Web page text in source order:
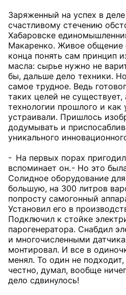
Заряженный на успех в
счастливому стечению
Хабаровске
Макаренко. Живое общение
конца понять сам принцип
масла: сырье нужно не
бы, дальше дело техники.
самое трудное. Ведь
таких целей не
технологии прошлого и как
устраивали. Пришлось
додумывать и
уникального
- На первых порах
вспоминает он. - Но это
Солидное оборудование
большую, на 300 литров
попросту самогонный
Установил его в
Подключил к стойке
парогенератора. Снабдил
и многочисленными
монтировал. И все в
менял. То один не
честно, думал, вообще
дело сдвинулось!